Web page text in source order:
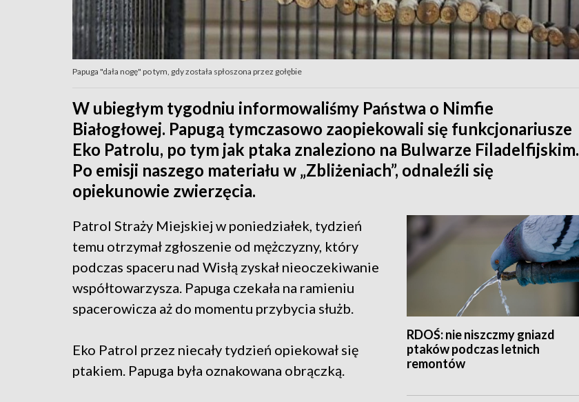
Papuga "dała nogę" po tym, gdy została spłoszona przez gołębie
W ubiegłym tygodniu informowaliśmy Państwa o Nimfie
Białogłowej. Papugą tymczasowo zaopiekowali się funkcjonariusze
Eko Patrolu, po tym jak ptaka znaleziono na Bulwarze Filadelfijskim.
Po emisji naszego materiału w „Zbliżeniach”, odnaleźli się
opiekunowie zwierzęcia.
RDOŚ: nie niszczmy gniazd
ptaków podczas letnich
remontów
Patrol Straży Miejskiej w poniedziałek, tydzień
temu otrzymał zgłoszenie od mężczyzny, który
podczas spaceru nad Wisłą zyskał nieoczekiwanie
współtowarzysza. Papuga czekała na ramieniu
spacerowicza aż do momentu przybycia służb.
Eko Patrol przez niecały tydzień opiekował się
ptakiem. Papuga była oznakowana obrączką.